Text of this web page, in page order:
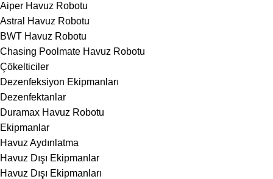
Aiper Havuz Robotu
Astral Havuz Robotu
BWT Havuz Robotu
Chasing Poolmate Havuz Robotu
Çökelticiler
Dezenfeksiyon Ekipmanları
Dezenfektanlar
Duramax Havuz Robotu
Ekipmanlar
Havuz Aydınlatma
Havuz Dışı Ekipmanlar
Havuz Dışı Ekipmanları